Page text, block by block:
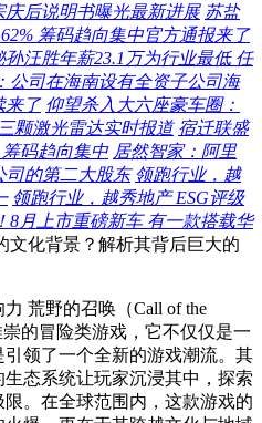
后说明书曝光最新进展 苏盐
筹码趋向集中官方通报来了
汪胜年薪23.1万为行业最低 任
公司在海南设有全资子公司海
来了 仰望杀入大六座豪车圈：
颗激光雷达实时报道 宿迁联盛
码趋向集中 居然智家：阿里
司的第二大股东 领跑行业，越
领跑行业，越秀地产 ESG评级
8月上市重磅新车 有一款搭载华
文化背景？解析其背后巨大的
荒野的召唤（Call of the
的冒险类游戏，它不仅仅是一
领了一个全新的游戏潮流。其
态系统让玩家沉浸其中，探索
。在全球范围内，这款游戏的